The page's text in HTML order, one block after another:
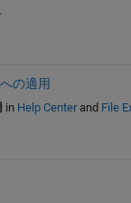
の適用
in Help Centerand File